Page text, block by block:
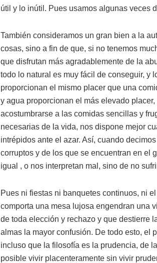
útil y lo inútil. Pues usamos algunas veces
También consideramos un gran bien a la
cosas, sino a fin de que, si no tenemos
que disfrutan más agradablemente de la
todo lo natural es muy fácil de conseguir, y
proporcionan el mismo placer que una
y agua proporcionan el más elevado
acostumbrarse a las comidas sencillas y
necesarias de la vida, nos dispone mejor
intrépidos ante el azar. Así, cuando
corruptos y de los que se encuentran en el
igual , o nos interpretan mal, sino de no
Pues ni fiestas ni banquetes continuos, ni
comporta una mesa lujosa engendran una
de toda elección y rechazo y que destierre
almas la mayor confusión. De todo esto, el
incluso que la filosofía es la prudencia, de
posible vivir placenteramente sin vivir